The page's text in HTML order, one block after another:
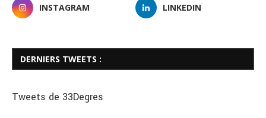
INSTAGRAM LINKEDIN
DERNIERS TWEETS :
Tweets de 33Degres